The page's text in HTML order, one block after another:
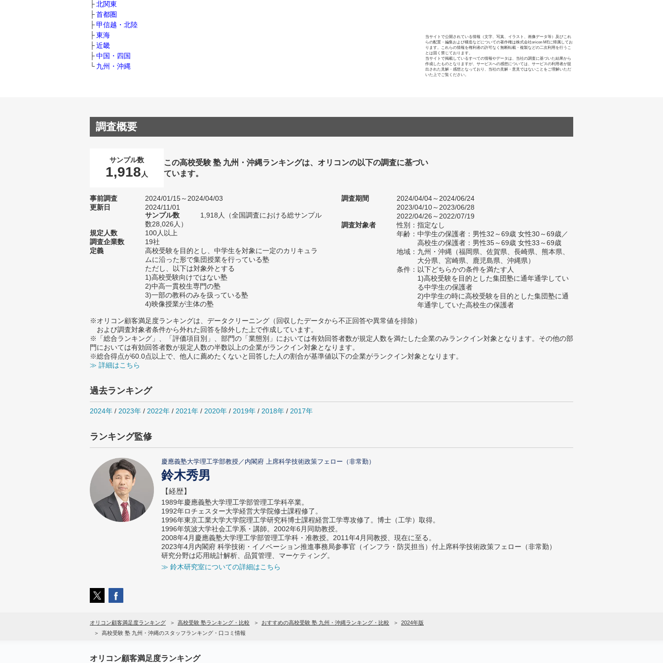
北関東
首都圏
甲信越・北陸
東海
近畿
中国・四国
九州・沖縄
当サイトで公開されている情報（文字、写真、イラスト、画像データ等）及びこれ
らの配置・編集および構造などについての著作権は株式会社oricon MEに帰属してお
ります。これらの情報を権利者の許可なく無断転載・複製などの二次利用を行うこ
とは固く禁じております。
当サイトで掲載しているすべての情報やデータは、当社の調査に基づいた結果から
作成したものとなりますが、サービスへの感想については、サービスの利用者が提
出された見解・感想となっており、当社の見解・意見ではないことをご理解いただ
いた上でご覧ください。
調査概要
サンプル数
1,918 人
この高校受験 塾 九州・沖縄ランキングは、オリコンの以下の調査に基づい
ています。
事前調査
2024/01/15～2024/04/03
更新日
2024/11/01
サンプル数
1,918人（全国調査における総サンプル
数28,026人）
規定人数
100人以上
調査企業数
19社
定義
高校受験を目的とし、中学生を対象に一定のカリキュラ
ムに沿った形で集団授業を行っている塾
ただし、以下は対象外とする
1)高校受験向けではない塾
2)中高一貫校生専門の塾
3)一部の教科のみを扱っている塾
4)映像授業が主体の塾
調査期間
2024/04/04～2024/06/24
2023/04/10～2023/06/28
2022/04/26～2022/07/19
調査対象者
性別：指定なし
年齢：中学生の保護者：男性32～69歳 女性30～69歳／
高校生の保護者：男性35～69歳 女性33～69歳
地域：九州・沖縄（福岡県、佐賀県、長崎県、熊本県、
大分県、宮崎県、鹿児島県、沖縄県）
条件：以下どちらかの条件を満たす人
1)高校受験を目的とした集団塾に通年通学してい
る中学生の保護者
2)中学生の時に高校受験を目的とした集団塾に通
年通学していた高校生の保護者
※オリコン顧客満足度ランキングは、データクリーニング（回収したデータから不正回答や異常値を排除）
および調査対象者条件から外れた回答を除外した上で作成しています。
※「総合ランキング」、「評価項目別」、部門の「業態別」においては有効回答者数が規定人数を満たした企業のみランクイン対象となります。その他の部
門においては有効回答者数が規定人数の半数以上の企業がランクイン対象となります。
※総合得点が60.0点以上で、他人に薦めたくないと回答した人の割合が基準値以下の企業がランクイン対象となります。
≫ 詳細はこちら
過去ランキング
2024年 / 2023年 / 2022年 / 2021年 / 2020年 / 2019年 / 2018年 / 2017年
ランキング監修
慶應義塾大学理工学部教授／内閣府 上席科学技術政策フェロー（非常勤）
鈴木秀男
【経歴】
1989年慶應義塾大学理工学部管理工学科卒業。
1992年ロチェスター大学経営大学院修士課程修了。
1996年東京工業大学大学院理工学研究科博士課程経営工学専攻修了。博士（工学）取得。
1996年筑波大学社会工学系・講師。2002年6月同助教授。
2008年4月慶應義塾大学理工学部管理工学科・准教授。2011年4月同教授、現在に至る。
2023年4月内閣府 科学技術・イノベーション推進事務局参事官（インフラ・防災担当）付上席科学技術政策フェロー（非常勤）
研究分野は応用統計解析、品質管理、マーケティング。
≫ 鈴木研究室についての詳細はこちら
オリコン顧客満足度ランキング 高校受験 塾ランキング・比較 おすすめの高校受験 塾 九州・沖縄ランキング・比較
2024年版
高校受験 塾 九州・沖縄のスタッフランキング・口コミ情報
オリコン顧客満足度ランキング